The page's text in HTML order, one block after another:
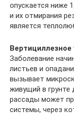
опускается ниже
и их отмирания
является
Вертициллезное
Заболевание
листьев и
вызывает
живущий в грунте
рассады может
системы, через